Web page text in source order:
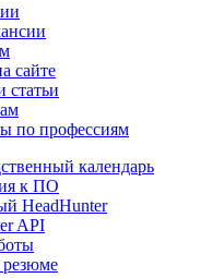
сайте
статьи
по профессиям
календарь
к ПО
HeadHunter
API